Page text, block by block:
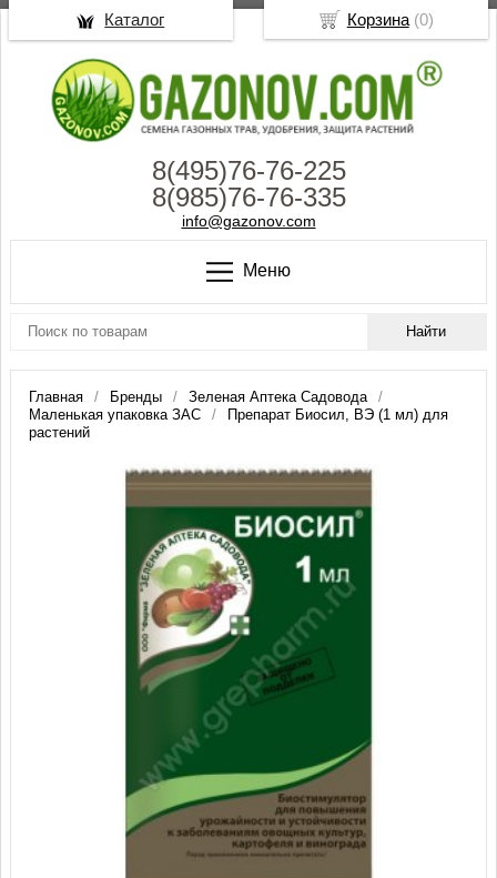
8(495)76-76-225
8(985)76-76-335
info@gazonov.com
Меню
Главная Бренды
Зеленая Аптека Садовода
Маленькая упаковка ЗАС
Препарат Биосил, ВЭ (1 мл) для
растений
Препарат Биосил, ВЭ (1 мл) для
Корзина(0)
Каталог